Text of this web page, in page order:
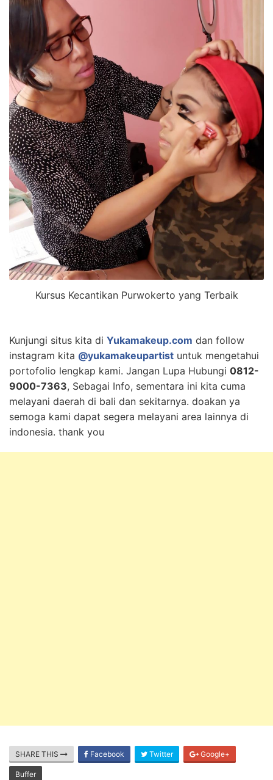
Kursus Kecantikan Purwokerto yang Terbaik
Kunjungi situs kita di Yukamakeup.com dan follow
instagram kita @yukamakeupartist untuk mengetahui
portofolio lengkap kami. Jangan Lupa Hubungi 0812-
9000-7363, Sebagai Info, sementara ini kita cuma
melayani daerah di bali dan sekitarnya. doakan ya
semoga kami dapat segera melayani area lainnya di
indonesia. thank you
SHARE THIS Facebook Twitter Google+
Buffer